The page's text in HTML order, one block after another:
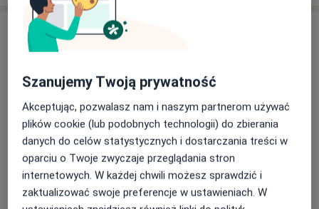
Aktualności
dr Martyna Matoga
Arte Medicina to miejsce, w którym Twoje
zdrowie i piękno są naszym priorytetem.
Tworzymy zespół doświadczonych lekarzy
medycyny estetycznej, dermatologii, kardiologii,
chirurgii plastycznej, ginekologii estetycznej,
neurologii i specjalistów kosmetologii, którzy
zapewnią Ci kompleksową opiekę, łącząc
Dowiedz się więcej
21/06/2024
Szanujemy Twoją prywatność
Akceptując, pozwalasz nam i naszym partnerom używać
plików cookie (lub podobnych technologii) do zbierania
danych do celów statystycznych i dostarczania treści w
oparciu o Twoje zwyczaje przeglądania stron
internetowych. W każdej chwili możesz sprawdzić i
zaktualizować swoje preferencje w ustawieniach. W